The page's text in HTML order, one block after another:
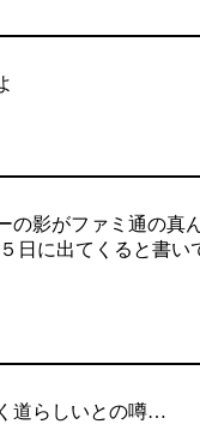
影がファミ通の
日に出てくると書い
道らしいとの噂…